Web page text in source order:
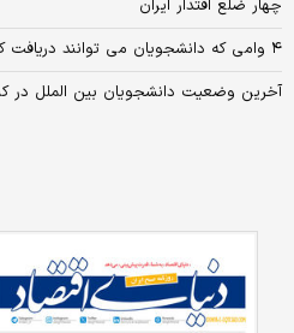
چهار ضلع اقتدار ایران
۴ وامی که دانشجویان می توانند دریافت کنند+ مبلغ و شرایط
آخرین وضعیت دانشجویان بین الملل در